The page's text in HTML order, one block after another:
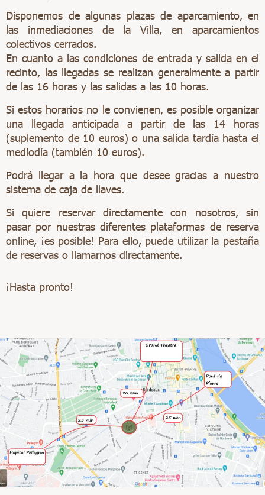
Disponemos de algunas plazas de aparcamiento, en
las inmediaciones de la Villa, en aparcamientos
colectivos cerrados.
En cuanto a las condiciones de entrada y salida en el
recinto, las llegadas se realizan generalmente a partir
de las 16 horas y las salidas a las 10 horas.
Si estos horarios no le convienen, es posible organizar
una llegada anticipada a partir de las 14 horas
(suplemento de 10 euros) o una salida tardía hasta el
mediodía (también 10 euros).
Podrá llegar a la hora que desee gracias a nuestro
sistema de caja de llaves.
Si quiere reservar directamente con nosotros, sin
pasar por nuestras diferentes plataformas de reserva
online, ¡es posible! Para ello, puede utilizar la pestaña
de reservas o llamarnos directamente.
¡Hasta pronto!